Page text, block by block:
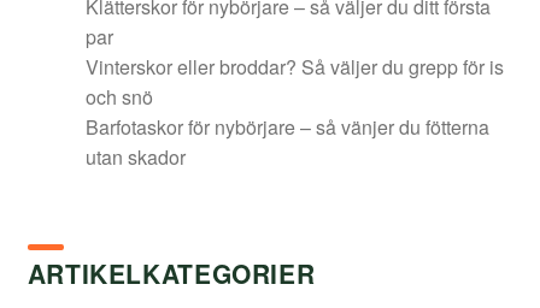
Klätterskor för nybörjare – så väljer du ditt första
par
Vinterskor eller broddar? Så väljer du grepp för is
och snö
Barfotaskor för nybörjare – så vänjer du fötterna
utan skador
ARTIKELKATEGORIER